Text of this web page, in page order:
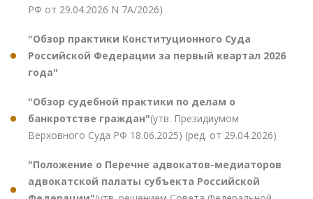
РФ от 29.04.2026 N 7А/2026)
"Обзор практики Конституционного Суда
Российской Федерации за первый квартал 2026
года"
"Обзор судебной практики по делам о
банкротстве граждан"(утв. Президиумом
Верховного Суда РФ 18.06.2025) (ред. от 29.04.2026)
"Положение о Перечне адвокатов-медиаторов
адвокатской палаты субъекта Российской